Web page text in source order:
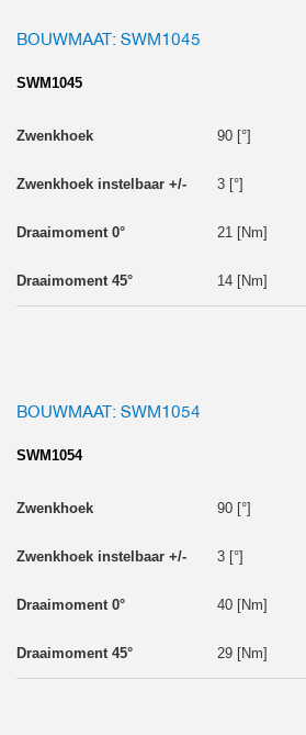
BOUWMAAT: SWM1045
SWM1045
90 [°]
3 [°]
21 [Nm]
14 [Nm]
BOUWMAAT: SWM1054
SWM1054
90 [°]
3 [°]
40 [Nm]
29 [Nm]